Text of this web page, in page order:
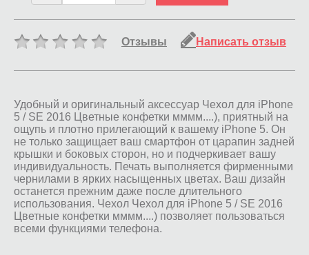
Отзывы Написать отзыв
Удобный и оригинальный аксессуар Чехол для iPhone
5 / SE 2016 Цветные конфетки мммм....), приятный на
ощупь и плотно прилегающий к вашему iPhone 5. Он
не только защищает ваш смартфон от царапин задней
крышки и боковых сторон, но и подчеркивает вашу
индивидуальность. Печать выполняется фирменными
чернилами в ярких насыщенных цветах. Ваш дизайн
останется прежним даже после длительного
использования. Чехол Чехол для iPhone 5 / SE 2016
Цветные конфетки мммм....) позволяет пользоваться
всеми функциями телефона.